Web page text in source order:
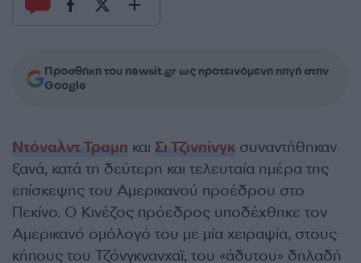
Προσθήκη του newsit.gr ως προτεινόμενη πηγή στην
Google
Ντόναλντ Τραμπ και Σι Τζινπίνγκ συναντήθηκαν
ξανά, κατά τη δεύτερη και τελευταία ημέρα της
επίσκεψης του Αμερικανού προέδρου στο
Πεκίνο. Ο Κινέζος πρόεδρος υποδέχθηκε τον
Αμερικανό ομόλογό του με μία χειραψία, στους
κήπους του Τζόνγκνανχαϊ, του «άδυτου» δηλαδή